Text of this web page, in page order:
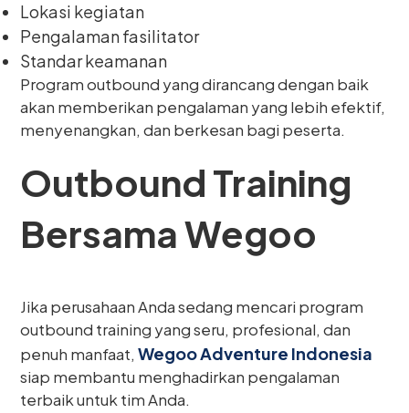
Lokasi kegiatan
Pengalaman fasilitator
Standar keamanan
Program outbound yang dirancang dengan baik
akan memberikan pengalaman yang lebih efektif,
menyenangkan, dan berkesan bagi peserta.
Outbound Training
Bersama Wegoo
Jika perusahaan Anda sedang mencari program
outbound training yang seru, profesional, dan
penuh manfaat,Wegoo Adventure Indonesia
siap membantu menghadirkan pengalaman
terbaik untuk tim Anda.